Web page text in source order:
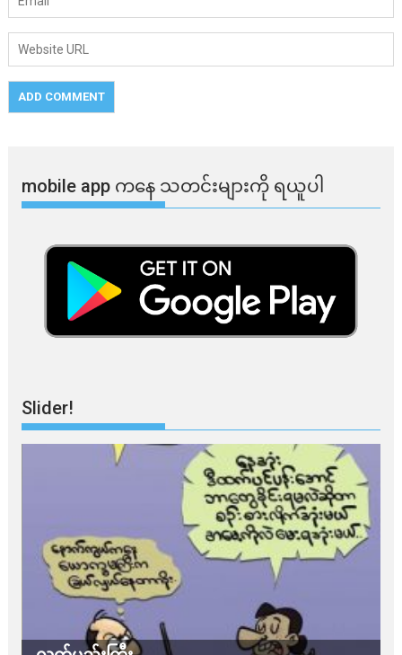
mobile app ​​ကနေ ​​သတင်းများကို ရယူပါ
Slider!